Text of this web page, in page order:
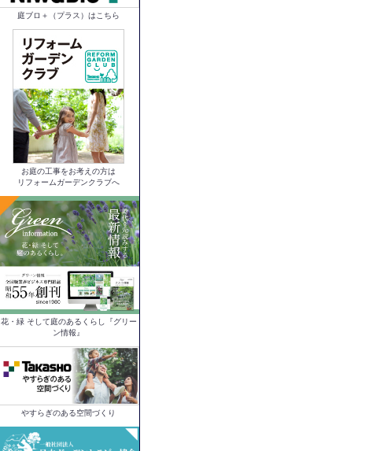
庭ブロ＋（プラス）はこちら
お庭の工事をお考えの方は
リフォームガーデンクラブへ
花・緑 そして庭のあるくらし『グリー
ン情報』
やすらぎのある空間づくり